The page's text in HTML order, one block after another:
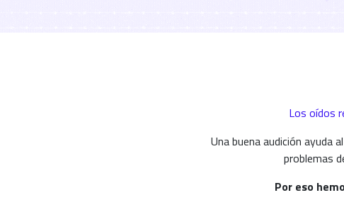
Los oídos
Una buena audición ayuda
problemas
Por eso